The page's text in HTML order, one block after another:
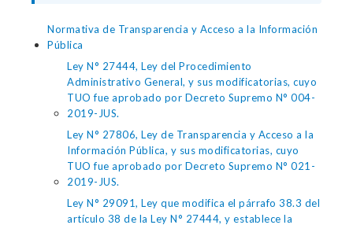
Normativa de Transparencia y Acceso a la Información
Pública
Ley N° 27444, Ley del Procedimiento
Administrativo General, y sus modificatorias, cuyo
TUO fue aprobado por Decreto Supremo N° 004-
2019-JUS.
Ley N° 27806, Ley de Transparencia y Acceso a la
Información Pública, y sus modificatorias, cuyo
TUO fue aprobado por Decreto Supremo N° 021-
2019-JUS.
Ley N° 29091, Ley que modifica el párrafo 38.3 del
artículo 38 de la Ley N° 27444, y establece la